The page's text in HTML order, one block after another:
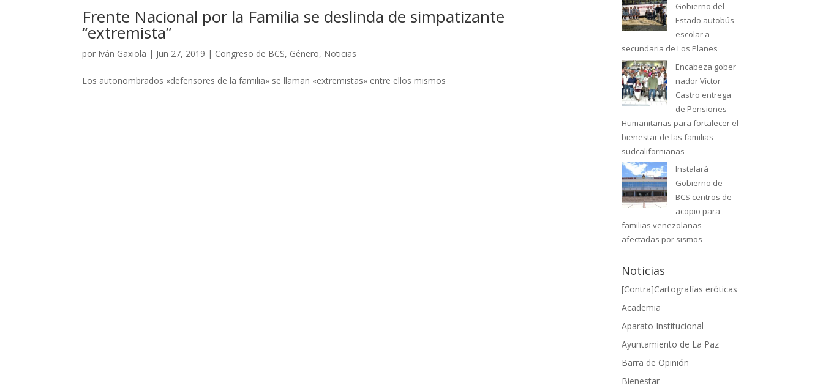
Frente Nacional por la Familia se deslinda de simpatizante
“extremista”
por Iván Gaxiola | Jun 27, 2019 | Congreso de BCS, Género, Noticias
Los autonombrados «defensores de la familia» se llaman «extremistas» entre ellos mismos
Gobierno del
Estado autobús
escolar a
secundaria de Los Planes
Encabeza gober
nador Víctor
Castro entrega
de Pensiones
Humanitarias para fortalecer el
bienestar de las familias
sudcalifornianas
Instalará
Gobierno de
BCS centros de
acopio para
familias venezolanas
afectadas por sismos
Noticias
[Contra]Cartografías eróticas
Academia
Aparato Institucional
Ayuntamiento de La Paz
Barra de Opinión
Bienestar